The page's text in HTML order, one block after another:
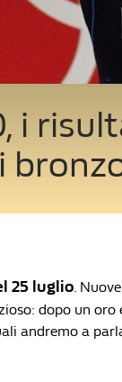
i
25 luglio.
dopo un
andremo a